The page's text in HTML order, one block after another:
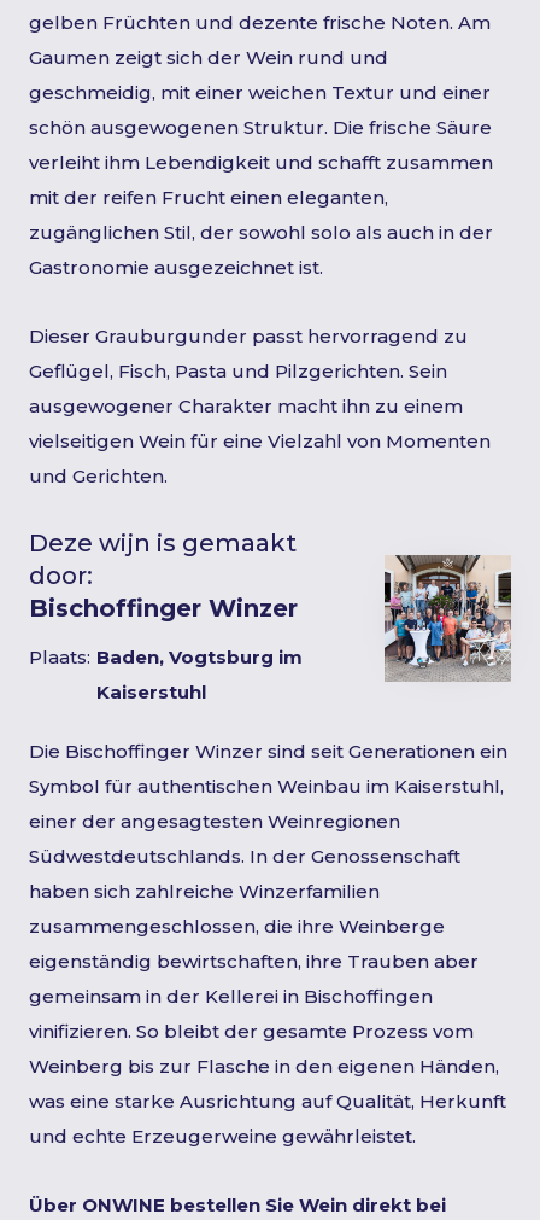
gelben Früchten und dezente frische Noten. Am
Gaumen zeigt sich der Wein rund und
geschmeidig, mit einer weichen Textur und einer
schön ausgewogenen Struktur. Die frische Säure
verleiht ihm Lebendigkeit und schafft zusammen
mit der reifen Frucht einen eleganten,
zugänglichen Stil, der sowohl solo als auch in der
Gastronomie ausgezeichnet ist.
Dieser Grauburgunder passt hervorragend zu
Geflügel, Fisch, Pasta und Pilzgerichten. Sein
ausgewogener Charakter macht ihn zu einem
vielseitigen Wein für eine Vielzahl von Momenten
und Gerichten.
Deze wijn is gemaakt
door:
Bischoffinger Winzer
Plaats: Baden, Vogtsburg im
Kaiserstuhl
Die Bischoffinger Winzer sind seit Generationen ein
Symbol für authentischen Weinbau im Kaiserstuhl,
einer der angesagtesten Weinregionen
Südwestdeutschlands. In der Genossenschaft
haben sich zahlreiche Winzerfamilien
zusammengeschlossen, die ihre Weinberge
eigenständig bewirtschaften, ihre Trauben aber
gemeinsam in der Kellerei in Bischoffingen
vinifizieren. So bleibt der gesamte Prozess vom
Weinberg bis zur Flasche in den eigenen Händen,
was eine starke Ausrichtung auf Qualität, Herkunft
und echte Erzeugerweine gewährleistet.
Über ONWINE bestellen Sie Wein direkt bei